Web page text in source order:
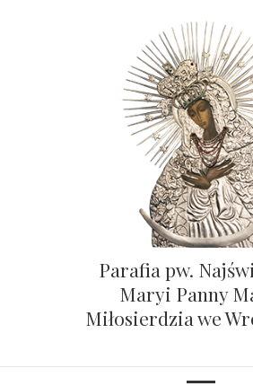
Parafia pw.
Maryi Panny
Miłosierdzia we